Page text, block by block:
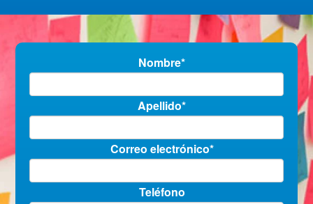
Nombre*
Apellido*
Correo electrónico*
Teléfono